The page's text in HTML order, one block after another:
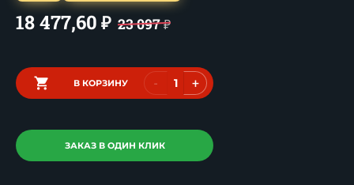
18 477,60 ₽ 23 097₽
В КОРЗИНУ - +
ЗАКАЗ В ОДИН КЛИК